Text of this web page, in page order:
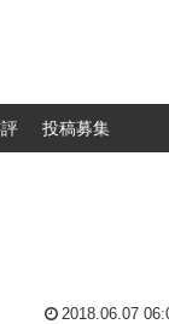
投稿募集
2018.06.07